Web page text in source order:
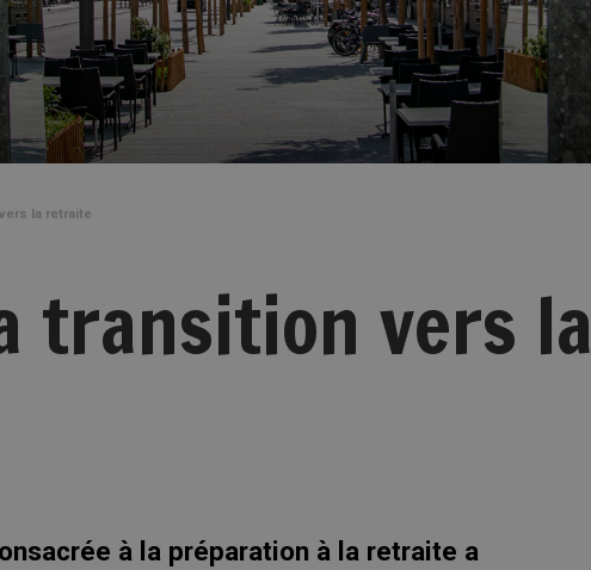
la retraite
transition vers la
à la préparation à la retraite a